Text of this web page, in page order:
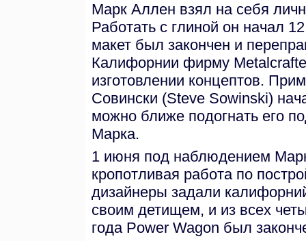
Марк Аллен взял на себя
Работать с глиной он начал
макет был закончен и
Калифорнии фирму
изготовлении концептов.
Совински (Steve Sowinski)
можно ближе подогнать его
Марка.
1 июня под наблюдением
кропотливая работа по
дизайнеры задали
своим детищем, и из всех
года Power Wagon был